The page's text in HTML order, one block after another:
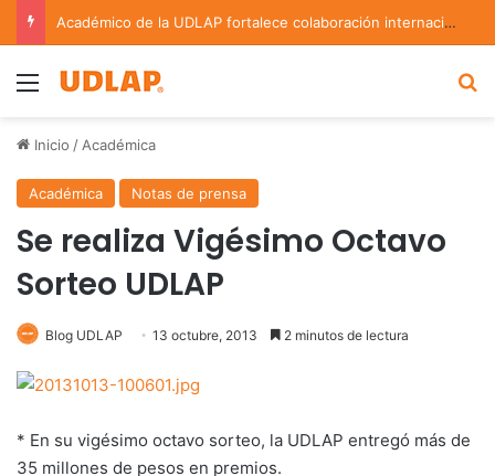
Académico de la UDLAP fortalece colaboración internacional con estancia de investigación en Argentina
Menu
Inicio / Académica
Académica Notas de prensa
Se realiza Vigésimo Octavo
Sorteo UDLAP
Blog UDLAP 13 octubre, 2013 2 minutos de lectura
* En su vigésimo octavo sorteo, la UDLAP entregó más de
35 millones de pesos en premios.